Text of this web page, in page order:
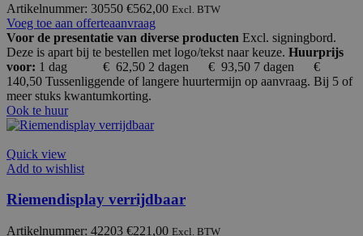
Artikelnummer: 30550 €562,00 Excl. BTW
Voeg toe aan offerteaanvraag
Voor de presentatie van diverse producten Excl. signingbord.
Deze is apart bij te bestellen met logo/tekst naar keuze. Huurprijs
voor: 1 dag € 62,50 2 dagen € 93,50 7 dagen €
140,50 Tussenliggende of langere huurtermijn op aanvraag. Bij 5 of
meer stuks kwantumkorting.
Ook te huur
Quick view
Add to wishlist
Riemendisplay verrijdbaar
Artikelnummer: 42203 €221,00 Excl. BTW